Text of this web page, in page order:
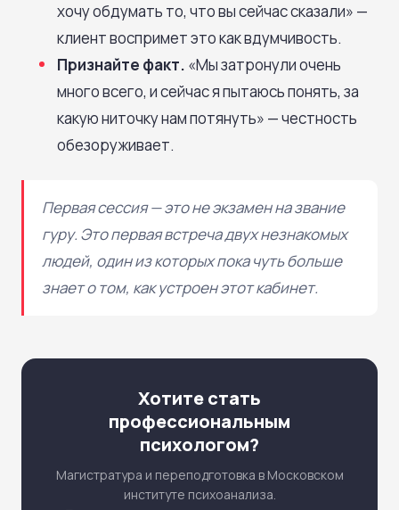
хочу обдумать то, что вы сейчас сказали» —
клиент воспримет это как вдумчивость.
Признайте факт. «Мы затронули очень
много всего, и сейчас я пытаюсь понять, за
какую ниточку нам потянуть» — честность
обезоруживает.
Первая сессия — это не экзамен на звание
гуру. Это первая встреча двух незнакомых
людей, один из которых пока чуть больше
знает о том, как устроен этот кабинет.
Хотите стать
профессиональным
психологом?
Магистратура и переподготовка в Московском
институте психоанализа.